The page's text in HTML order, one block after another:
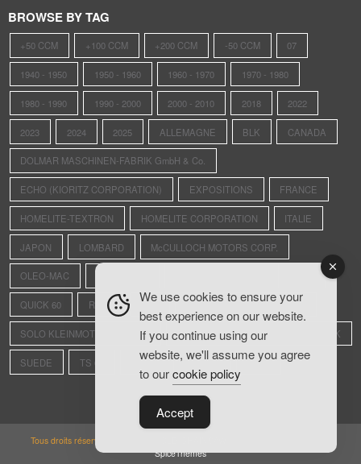
BROWSE BY TAG
+50 CCM +100 CCM +200 CCM -50 CCM 07
1940 - 1950 1950 - 1960 1960 - 1970 1970 - 1980
1980 - 1990 1990 - 2000 2000 - 2010 2018 2022
2023 2024 2025 ALLEMAGNE BLK CANADA
DOLMAR MASCHINEN-FABRIK GmbH & Co.
ECHO (KIORITZ CORPORATION) EXPOSITIONS FRANCE
HOMELITE-TEXTRON HOMELITE CORPORATION ITALIE
JAPON LOMBARD McCULLOCH MOTORS CORP.
OLEO-MAC
QUICK 60 REXO RS4 SAINTE-CROIX-AUX-MINES
SOLO KLEINMOTOREN GmbH STIHL ANDREAS MASCHINENFABRIK
SUEDE TS 08 U.S.A. VIDÉOS XL-12
Tous droits réservés. Copyright ©
SpiceThemes
We use cookies to ensure your
best experience on our website.
If you continue using our
website, we'll assume you agree
to ourcookie policy
Accept